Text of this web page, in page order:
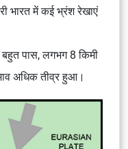
भारत में कई भ्रंश रेखाएं
पास, लगभग 8 किमी
अधिक तीव्र हुआ।